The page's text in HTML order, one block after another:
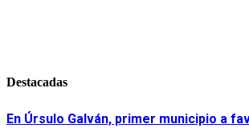
Destacadas
En Úrsulo Galván, primer municipio a